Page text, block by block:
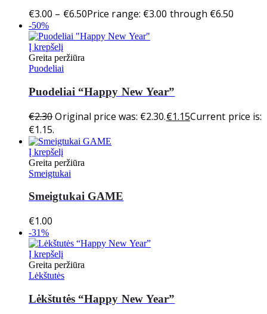
€3.00 – €6.50Price range: €3.00 through €6.50
-50%
Į krepšelį
Greita peržiūra
Puodeliai
Puodeliai “Happy New Year”
€2.30Original price was: €2.30.€1.15Current price is:
€1.15.
Į krepšelį
Greita peržiūra
Smeigtukai
Smeigtukai GAME
€1.00
-31%
Į krepšelį
Greita peržiūra
Lėkštutės
Lėkštutės “Happy New Year”